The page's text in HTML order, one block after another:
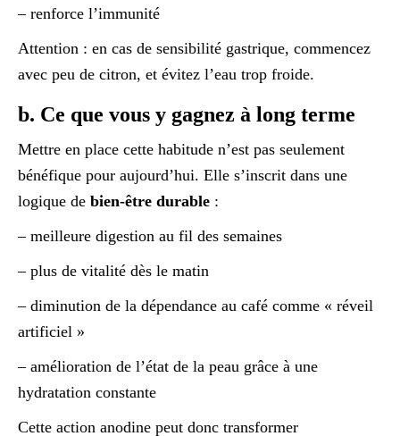
– renforce l’immunité
Attention : en cas de sensibilité gastrique, commencez
avec peu de citron, et évitez l’eau trop froide.
b. Ce que vous y gagnez à long terme
Mettre en place cette habitude n’est pas seulement
bénéfique pour aujourd’hui. Elle s’inscrit dans une
logique de bien-être durable :
– meilleure digestion au fil des semaines
– plus de vitalité dès le matin
– diminution de la dépendance au café comme « réveil
artificiel »
– amélioration de l’état de la peau grâce à une
hydratation constante
Cette action anodine peut donc transformer